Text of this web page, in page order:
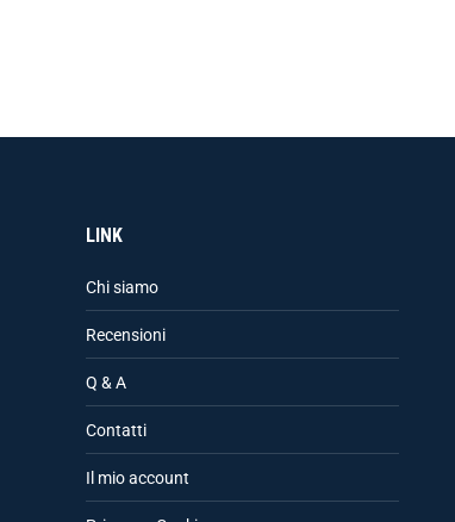
LINK
Chi siamo
Recensioni
Q & A
Contatti
Il mio account